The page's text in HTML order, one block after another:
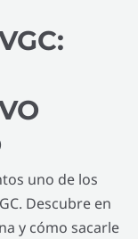
uno de los
Descubre en
y cómo sacarle